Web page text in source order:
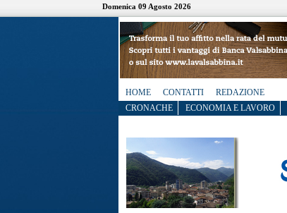
Domenica 09 Agosto 2026
HOME CONTATTI
REDAZIONE
CRONACHE
ECONOMIA E LAVORO